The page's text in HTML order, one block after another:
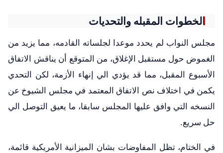
الخطوات المقبله والتحديات
مجلس النواب لم يحدد موعدا لجلساته القادمه، مما يزيد من
الغموض حول مستقبل الإغلاق، من المتوقع أن يناقش الاتفاق
الأسبوع المقبل، مما قد يؤدي الي إنهاء الأزمة، لكن التحدي
يكمن في اختلاف نص الاتفاق المعتمد في مجلس الشيوخ عن
النسخه التي وافق عليها المجلس سابقا، ما يعيق التوصل الي
حل سريع.
في الختام، تظل المفاوضات بشان الميزانية الأمريكية قائمة،